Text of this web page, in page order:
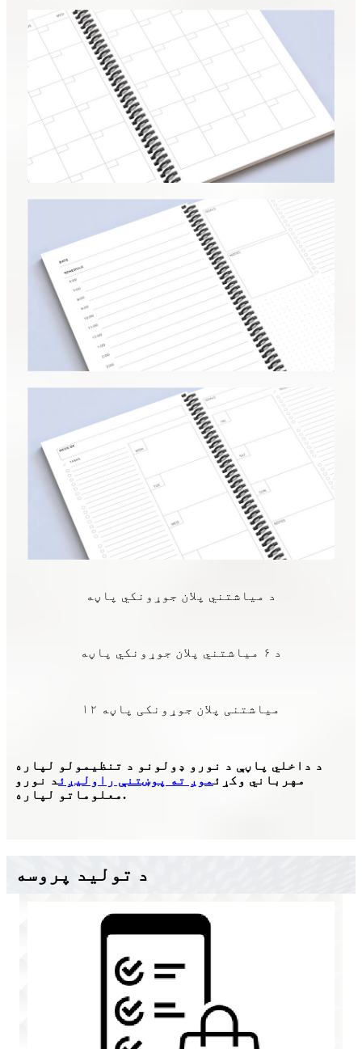
د میاشتني پلان جوړونکي پاڼه
د ۶ میاشتني پلان جوړونکي پاڼه
۱۲ میاشتنی پلان جوړونکی پاڼه
د داخلي پاڼې د نورو ډولونو د تنظیمولو لپاره
مهرباني وکړئموږ ته پوښتنې راولیږئد نورو
معلوماتو لپاره.
د تولید پروسه